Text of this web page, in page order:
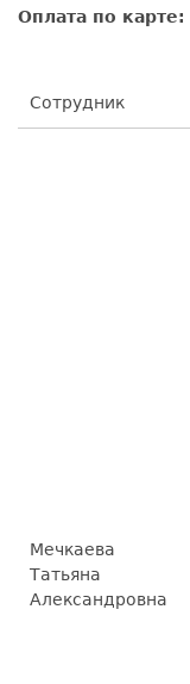
Оплата по карте:
Сотрудник
Мечкаева
Татьяна
Александровна